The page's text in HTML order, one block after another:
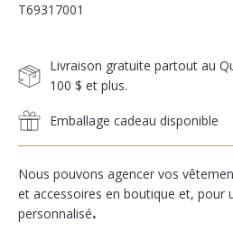
T69317001
Livraison gratuite partout au
100 $ et plus.
Emballage cadeau disponible
Nous pouvons agencer vos
et accessoires en boutique et, pour
personnalisé.